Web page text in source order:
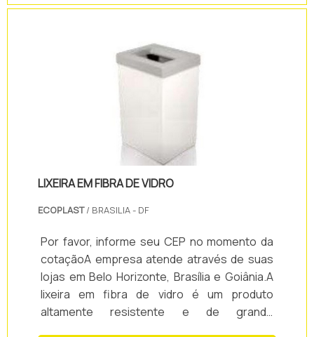
permitindo o descarte de materiais de forma
lixeiras: - Organização; - Limpeza; -
Praticidade; - Modernidade; - Entre
LIXEIRA EM FIBRA DE VIDRO
ECOPLAST/ BRASILIA - DF
Por favor, informe seu CEP no momento da
cotaçãoA empresa atende através de suas
lojas em Belo Horizonte, Brasília e Goiânia.A
lixeira em fibra de vidro é um produto
altamente resistente e de grande